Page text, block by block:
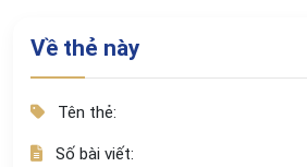
Về thẻ này
Tên thẻ:
Số bài viết: